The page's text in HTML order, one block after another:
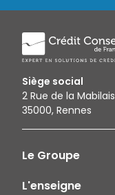
Siège social
2 Rue de la Mabilais
35000, Rennes
Le Groupe
L'enseigne